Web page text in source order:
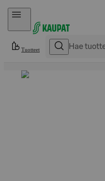
Hyppää sisältöön
Tuotteet